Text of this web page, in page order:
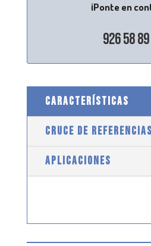
¡Ponte en
926 58
CARACTERÍSTICAS
CRUCE DE REFERENCIAS
APLICACIONES